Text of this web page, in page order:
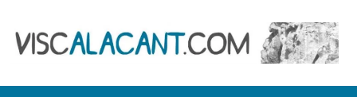
contenido